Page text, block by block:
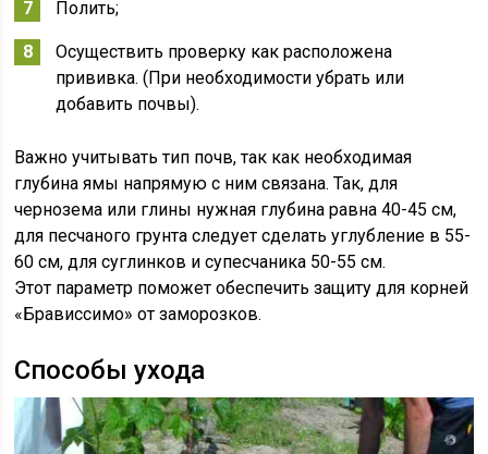
Полить;
Осуществить проверку как расположена
прививка. (При необходимости убрать или
добавить почвы).
Важно учитывать тип почв, так как необходимая
глубина ямы напрямую с ним связана. Так, для
чернозема или глины нужная глубина равна 40-45 см,
для песчаного грунта следует сделать углубление в 55-
60 см, для суглинков и супесчаника 50-55 см.
Этот параметр поможет обеспечить защиту для корней
«Брависсимо» от заморозков.
Способы ухода